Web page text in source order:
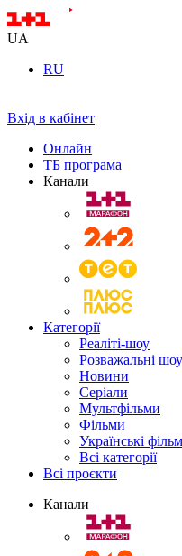
UA
RU
Вхід в кабінет
Онлайн
ТБ програма
Канали
Категорії
Реаліті-шоу
Розважальні шоу
Новини
Серіали
Мультфільми
Фільми
Українські
Всі категорії
Всі проєкти
Канали